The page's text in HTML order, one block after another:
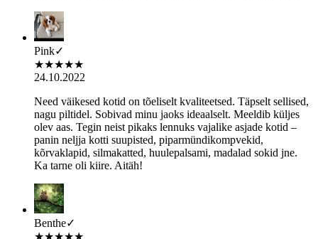
Pink✓
★★★★★
24.10.2022
Need väikesed kotid on tõeliselt kvaliteetsed. Täpselt sellised,
nagu piltidel. Sobivad minu jaoks ideaalselt. Meeldib küljes
olev aas. Tegin neist pikaks lennuks vajalike asjade kotid –
panin neljja kotti suupisted, piparmündikompvekid,
kõrvaklapid, silmakatted, huulepalsami, madalad sokid jne.
Ka tarne oli kiire. Aitäh!
Benthe✓
★★★★★